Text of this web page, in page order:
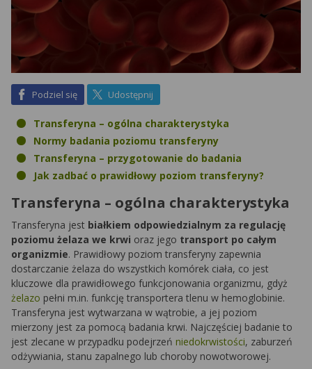
Podziel sięna FacebookUdostępnij
Transferyna – ogólna charakterystyka
Normy badania poziomu transferyny
Transferyna – przygotowanie do badania
Jak zadbać o prawidłowy poziom transferyny?
Transferyna – ogólna charakterystyka
Transferyna jest białkiem odpowiedzialnym za regulację
poziomu żelaza we krwi oraz jego transport po całym
organizmie. Prawidłowy poziom transferyny zapewnia
dostarczanie żelaza do wszystkich komórek ciała, co jest
kluczowe dla prawidłowego funkcjonowania organizmu, gdyż
żelazo pełni m.in. funkcję transportera tlenu w hemoglobinie.
Transferyna jest wytwarzana w wątrobie, a jej poziom
mierzony jest za pomocą badania krwi. Najczęściej badanie to
jest zlecane w przypadku podejrzeń niedokrwistości, zaburzeń
odżywiania, stanu zapalnego lub choroby nowotworowej.
Więcej informacji na temat wykorzystywania narzędzi
zewnętrznych w naszym serwisie znajdziesz w
Regulaminie
Serwisu